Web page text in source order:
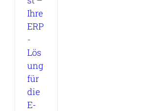
Ihre
ERP
-
Lös
ung
für
die
E-